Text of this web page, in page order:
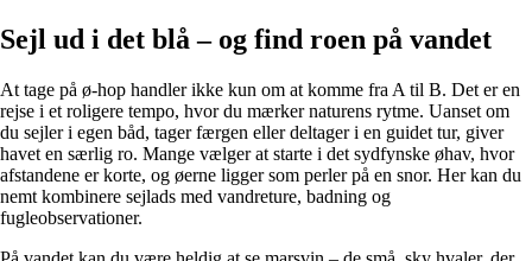
Sejl ud i det blå – og find roen på vandet
At tage på ø-hop handler ikke kun om at komme fra A til B. Det er en
rejse i et roligere tempo, hvor du mærker naturens rytme. Uanset om
du sejler i egen båd, tager færgen eller deltager i en guidet tur, giver
havet en særlig ro. Mange vælger at starte i det sydfynske øhav, hvor
afstandene er korte, og øerne ligger som perler på en snor. Her kan du
nemt kombinere sejlads med vandreture, badning og
fugleobservationer.